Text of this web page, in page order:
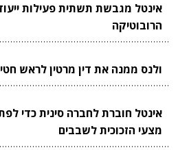
אינטל מגבשת תשתית פעילות
הרובוטיקה
ולנס ממנה את דין מרטין לראש
אינטל חוברת לחברה סינית כדי
מצעי הזכוכית לשבבים